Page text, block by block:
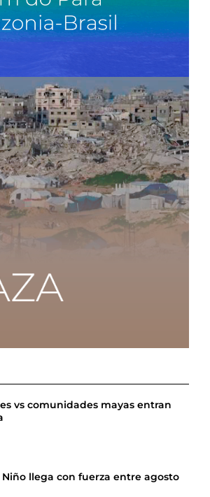
vs comunidades mayas entran
Niño llega con fuerza entre agosto